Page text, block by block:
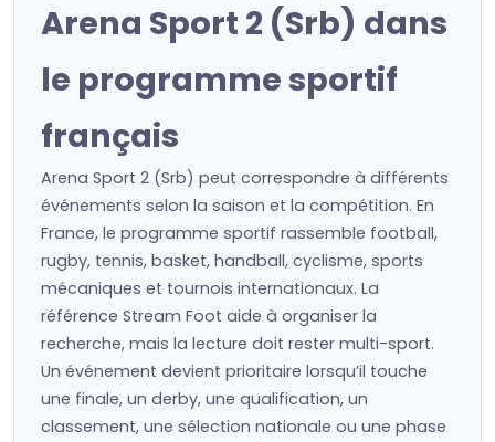
Arena Sport 2 (Srb) dans
le programme sportif
français
Arena Sport 2 (Srb) peut correspondre à différents
événements selon la saison et la compétition. En
France, le programme sportif rassemble football,
rugby, tennis, basket, handball, cyclisme, sports
mécaniques et tournois internationaux. La
référence Stream Foot aide à organiser la
recherche, mais la lecture doit rester multi-sport.
Un événement devient prioritaire lorsqu’il touche
une finale, un derby, une qualification, un
classement, une sélection nationale ou une phase